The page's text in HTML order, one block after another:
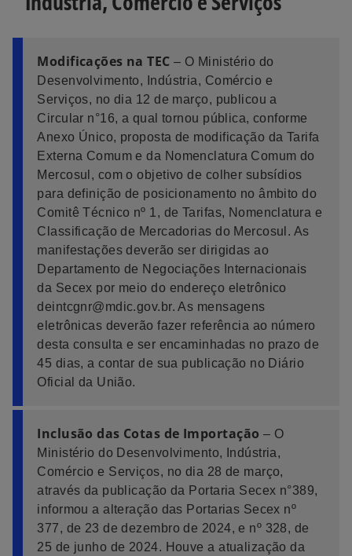
Modificações na TEC – O Ministério do
Desenvolvimento, Indústria, Comércio e
Serviços, no dia 12 de março, publicou a
Circular n°16, a qual tornou pública, conforme
Anexo Único, proposta de modificação da Tarifa
Externa Comum e da Nomenclatura Comum do
Mercosul, com o objetivo de colher subsídios
para definição de posicionamento no âmbito do
Comitê Técnico nº 1, de Tarifas, Nomenclatura e
Classificação de Mercadorias do Mercosul. As
manifestações deverão ser dirigidas ao
Departamento de Negociações Internacionais
da Secex por meio do endereço eletrônico
deintcgnr@mdic.gov.br. As mensagens
eletrônicas deverão fazer referência ao número
desta consulta e ser encaminhadas no prazo de
45 dias, a contar de sua publicação no Diário
Oficial da União.
Inclusão das Cotas de Importação – O
Ministério do Desenvolvimento, Indústria,
Comércio e Serviços, no dia 28 de março,
através da publicação da Portaria Secex n°389,
informou a alteração das Portarias Secex nº
377, de 23 de dezembro de 2024, e nº 328, de
25 de junho de 2024. Houve a atualização da